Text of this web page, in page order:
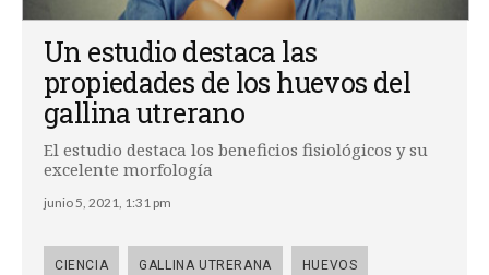
Un estudio destaca las
propiedades de los huevos del
gallina utrerano
El estudio destaca los beneficios fisiológicos y su
excelente morfología
junio 5, 2021, 1:31 pm
CIENCIA GALLINA UTRERANA HUEVOS